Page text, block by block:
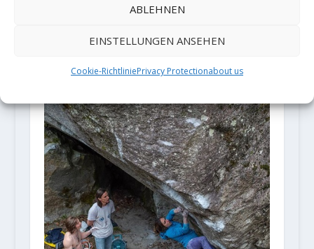
ABLEHNEN
EINSTELLUNGEN ANSEHEN
Cookie-RichtliniePrivacy Protectionabout us
einen Namen und eine
31. März 2018